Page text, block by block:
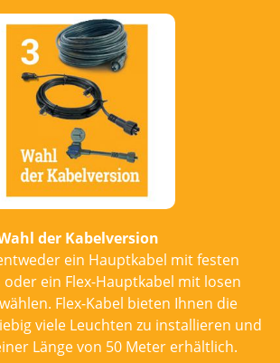
der Kabelversion
ein Hauptkabel mit festen
oder ein Flex-Hauptkabel mit losen
Flex-Kabel bieten Ihnen die
viele Leuchten zu installieren und
Länge von 50 Meter erhältlich.